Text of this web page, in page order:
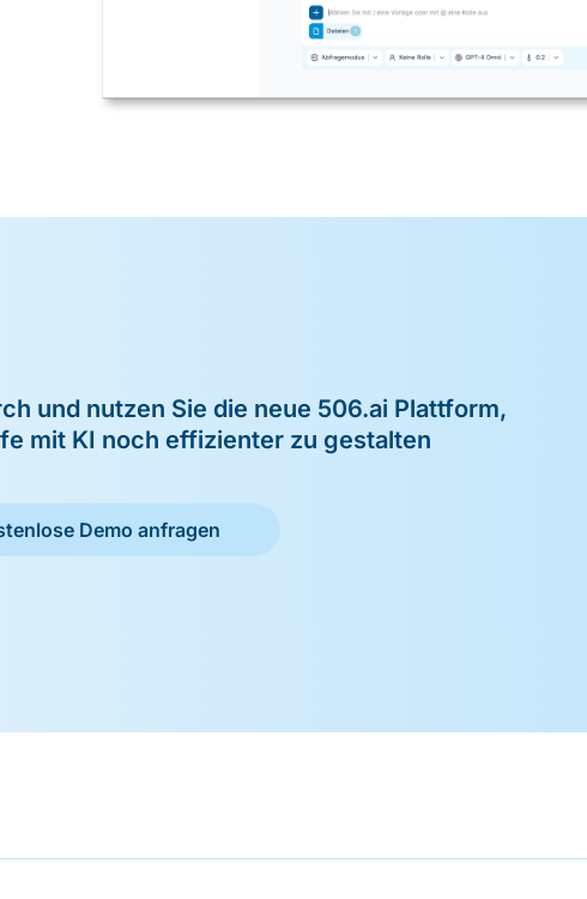
und nutzen Sie die neue 506.ai Plattform,
mit KI noch effizienter zu gestalten
Demo anfragen